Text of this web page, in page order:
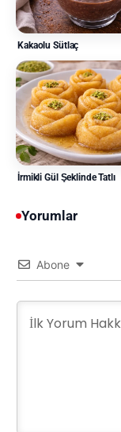
Kakaolu Sütlaç
İrmikli Gül Şeklinde Tatlı
Yorumlar
Abone